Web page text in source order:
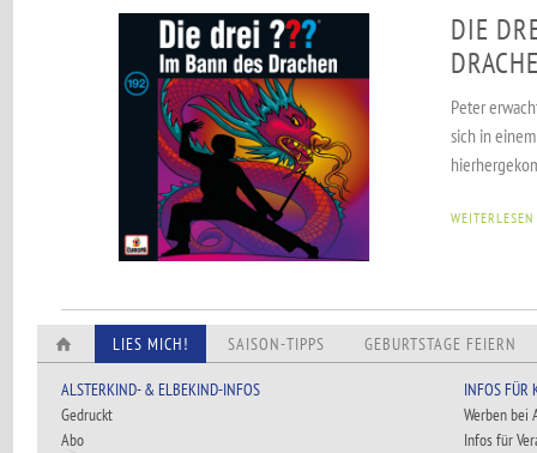
DIE
Peter
sich in
WEITERLESEN
LIES MICH! SAISON-TIPPS GEBURTSTAGE FEIERN
ALSTERKIND- & ELBEKIND-INFOS
Gedruckt
Abo
INFOS FÜR
Werben bei
Infos für